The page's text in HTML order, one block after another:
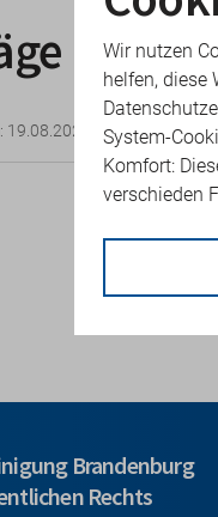
der
13:39 Uhr
Die
Brandenburg
Rechts
Wir nutzen
helfen, diese
System-
Komfort:
verschieden